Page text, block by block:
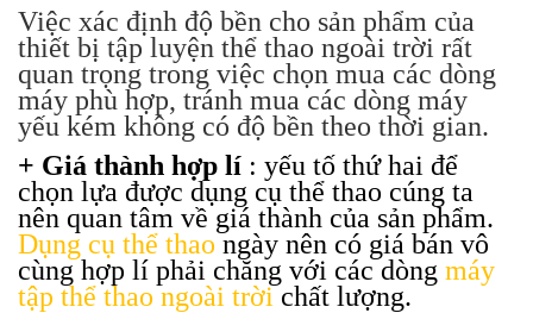
Việc xác định độ bền cho sản phẩm của
thiết bị tập luyện thể thao ngoài trời rất
quan trọng trong việc chọn mua các dòng
máy phù hợp, tránh mua các dòng máy
yếu kém không có độ bền theo thời gian.
+ Giá thành hợp lí : yếu tố thứ hai để
chọn lựa được dụng cụ thể thao cúng ta
nên quan tâm về giá thành của sản phẩm.
Dụng cụ thể thaongày nên có giá bán vô
cùng hợp lí phải chăng với các dòng máy
tập thể thao ngoài trờichất lượng.